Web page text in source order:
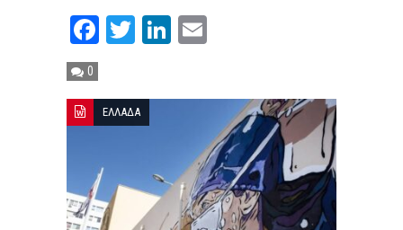
Facebook
TwitterLinkedIn
0
ΕΛΛΑΔΑ